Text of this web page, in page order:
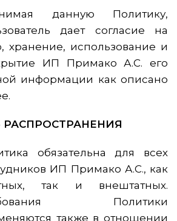
данную Политику,
дает согласие на
хранение, использование и
ИП Примако А.С. его
информации как описано
РАСПРОСТРАНЕНИЯ
обязательна для всех
ИП Примако А.С., как
так и внештатных.
Политики
также в отношении